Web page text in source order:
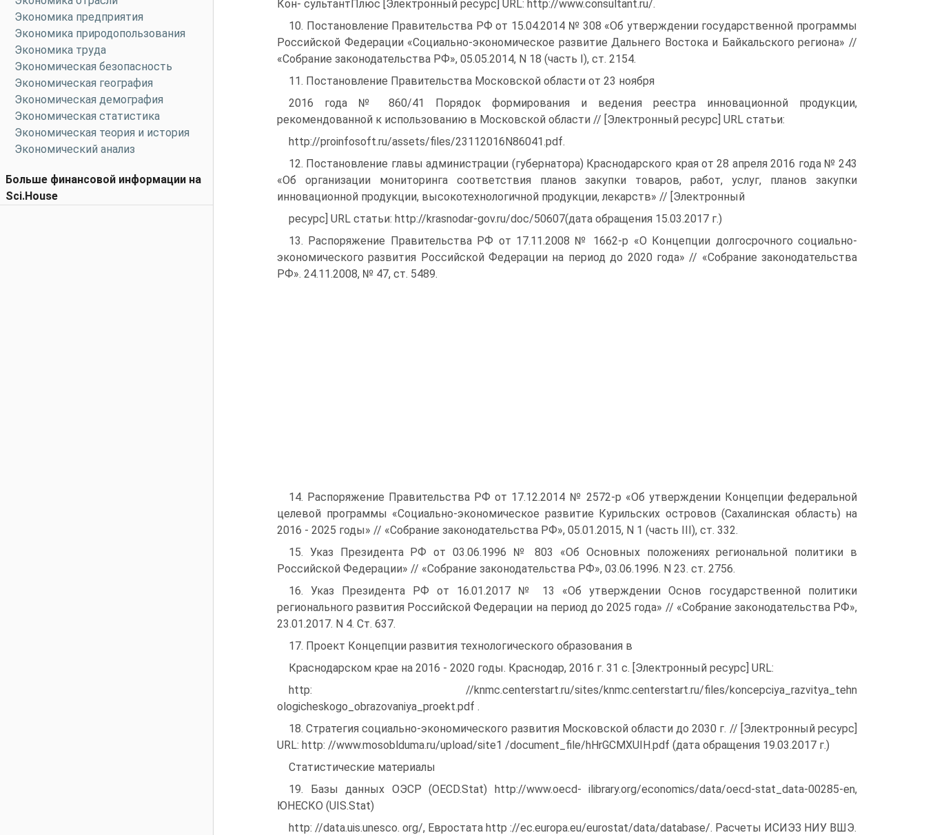
Экономика предприятия
Экономика природопользования
Экономика труда
Экономическая безопасность
Экономическая география
Экономическая демография
Экономическая статистика
Экономическая теория и история
Экономический анализ
Больше финансовой информации на
Sci.House
Кон- сультантПлюс [Электронный ресурс] URL: http://www.consultant.ru/.
10. Постановление Правительства РФ от 15.04.2014 № 308 «Об утвер­ждении государственной программы
Российской Федерации «Социально-эко­номическое развитие Дальнего Востока и Байкальского региона» //
«Собрание законодательства РФ», 05.05.2014, N 18 (часть I), ст. 2154.
11. Постановление Правительства Московской области от 23 ноября
2016 года № 860/41 Порядок формирования и ведения реестра инновационной продукции,
рекомендованной к использованию в Московской области // [Электронный ресурс] URL статьи:
http://proinfosoft.ru/assets/files/23112016N86041.pdf.
12. Постановление главы администрации (губернатора) Краснодар­ского края от 28 апреля 2016 года № 243
«Об организации мониторинга соот­ветствия планов закупки товаров, работ, услуг, планов закупки
инновацион­ной продукции, высокотехнологичной продукции, лекарств» // [Электронный
ресурс] URL статьи: http://krasnodar-gov.ru/doc/50607(дата обращения 15.03.2017 г.)
13. Распоряжение Правительства РФ от 17.11.2008 № 1662-р «О Кон­цепции долгосрочного социально-
экономического развития Российской Феде­рации на период до 2020 года» // «Собрание законодательства
РФ». 24.11.2008, № 47, ст. 5489.
14. Распоряжение Правительства РФ от 17.12.2014 № 2572-р «Об утверждении Концепции федеральной
целевой программы «Социально-эко­номическое развитие Курильских островов (Сахалинская область) на
2016 - 2025 годы» // «Собрание законодательства РФ», 05.01.2015, N 1 (часть III), ст. 332.
15. Указ Президента РФ от 03.06.1996 № 803 «Об Основных положе­ниях региональной политики в
Российской Федерации» // «Собрание законо­дательства РФ», 03.06.1996. N 23. ст. 2756.
16. Указ Президента РФ от 16.01.2017 № 13 «Об утверждении Основ государственной политики
регионального развития Российской Федерации на период до 2025 года» // «Собрание законодательства РФ»,
23.01.2017. N 4. Ст. 637.
17. Проект Концепции развития технологического образования в
Краснодарском крае на 2016 - 2020 годы. Краснодар, 2016 г. 31 с. [Электрон­ный ресурс] URL:
http: //knmc.centerstart.ru/sites/knmc.centerstart.ru/files/koncepciya_razvitya_tehn
ologicheskogo_obrazovaniya_proekt.pdf .
18. Стратегия социально-экономического развития Московской обла­сти до 2030 г. // [Электронный ресурс]
URL: http: //www.mosoblduma.ru/upload/site1 /document_file/hHrGCMXUIH.pdf (дата обращения 19.03.2017 г.)
Статистические материалы
19. Базы данных ОЭСР (OECD.Stat) http://www.oecd- ilibrary.org/economics/data/oecd-stat_data-00285-en,
ЮНЕСКО (UIS.Stat)
http: //data.uis.unesco. org/, Евростата http ://ec.europa.eu/eurostat/data/database/. Расчеты ИСИЭЗ НИУ ВШЭ.